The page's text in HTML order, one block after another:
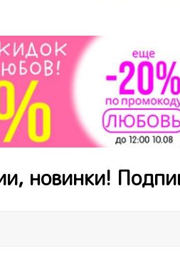
новинки!